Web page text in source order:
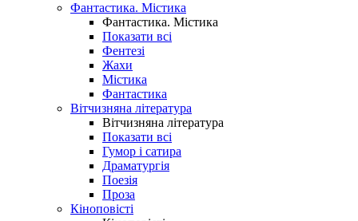
Фантастика. Містика
Фантастика. Містика
Показати всі
Фентезі
Жахи
Містика
Фантастика
Вітчизняна література
Вітчизняна література
Показати всі
Гумор і сатира
Драматургія
Поезія
Проза
Кіноповісті